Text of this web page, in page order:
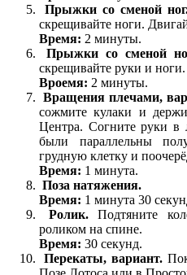
Прыжки со сменой
скрещивайте ноги.
Время: 2 минуты.
Прыжки со сменой
скрещивайте руки и ноги.
Вроемя: 2 минуты.
Вращения плечами,
сожмите кулаки и
Центра. Согните руки в
были параллельны
грудную клетку и
Время: 1 минута.
Поза натяжения.
Время: 1 минута 30
Ролик.Подтяните
роликом на спине.
Время: 30 секунд.
Перекаты, вариант.